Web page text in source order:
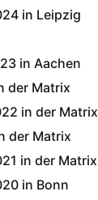
in Leipzig
in Aachen
der Matrix
in der Matrix
der Matrix
in der Matrix
in Bonn